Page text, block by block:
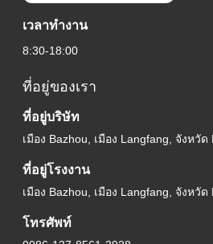
เวลาทํางาน
8:30-18:00
ที่อยู่ของเรา
ที่อยู่บริษัท
เมือง Bazhou, เมือง Langfang, จังหวั
ที่อยู่โรงงาน
เมือง Bazhou, เมือง Langfang, จังหวั
โทรศัพท์